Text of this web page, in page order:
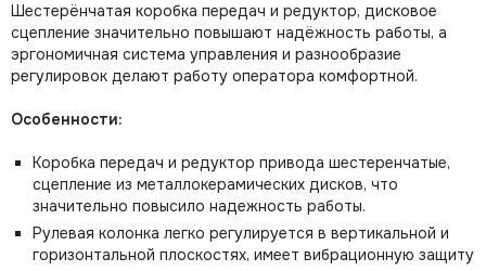
Шестерёнчатая коробка передач и редуктор, дисковое
сцепление значительно повышают надёжность работы, а
эргономичная система управления и разнообразие
регулировок делают работу оператора комфортной.
Особенности:
Коробка передач и редуктор привода шестеренчатые,
сцепление из металлокерамических дисков, что
значительно повысило надежность работы.
Рулевая колонка легко регулируется в вертикальной и
горизонтальной плоскостях, имеет вибрационную защиту